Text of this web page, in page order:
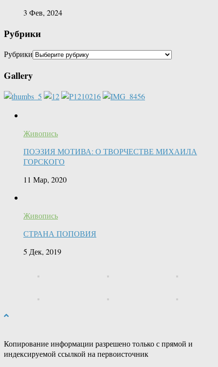
3 Фев, 2024
Рубрики
Рубрики
Gallery
Живопись
ПОЭЗИЯ МОТИВА: О ТВОРЧЕСТВЕ МИХАИЛА
ГОРСКОГО
11 Мар, 2020
Живопись
СТРАНА ПОПОВИЯ
5 Дек, 2019
Копирование информации разрешено только с прямой и
индексируемой ссылкой на первоисточник